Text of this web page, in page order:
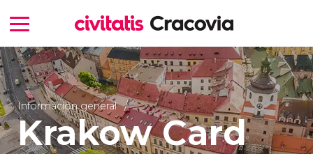
Información general
Krakow Card